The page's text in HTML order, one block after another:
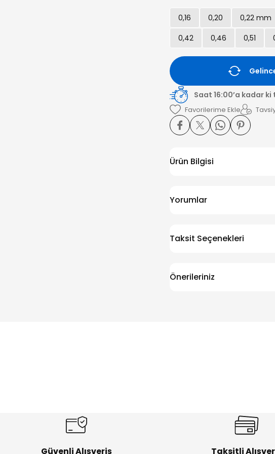
0,16 0,20
0,22 mm
0,42
0,46 0,51
Saat 16:00’a kadar
Ürün Bilgisi
Yorumlar
Taksit Seçenekleri
Önerileriniz
Güvenli Alışveriş Taksitli